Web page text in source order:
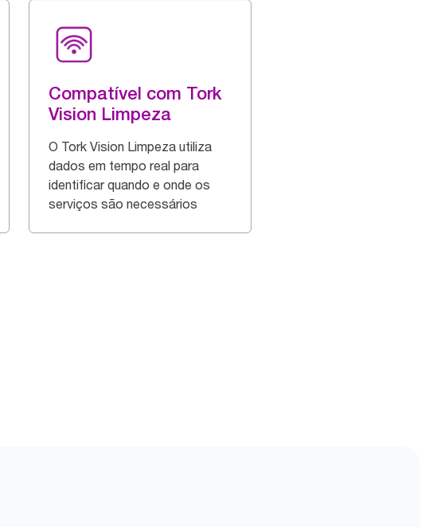
Compatível com Tork
Vision Limpeza
O Tork Vision Limpeza utiliza
dados em tempo real para
identificar quando e onde os
serviços são necessários